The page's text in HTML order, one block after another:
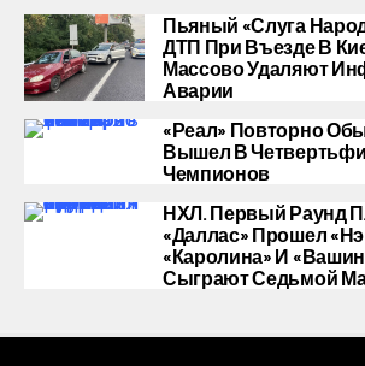
Пьяный «слуга
ДТП При Въезде В
Массово Удаляют
Аварии
«Реал» Повторно
Вышел В
Чемпионов
НХЛ. Первый Раунд
«Даллас» Прошел
«Каролина» И
Сыграют Седьмой